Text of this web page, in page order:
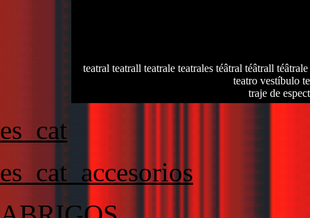
teatral teatrall teatrale teatrales téâtral téâtrall
teatro vestíbulo
traje de
es_cat
es_cat_accesorios